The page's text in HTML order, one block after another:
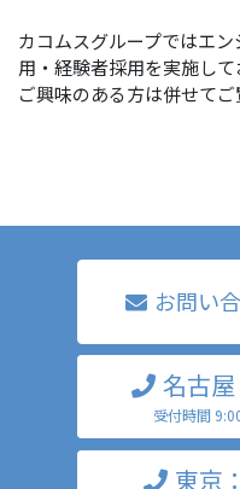
カコムスグループではエ
用・経験者採用を実施して
ご興味のある方は併せてご
お問い
名古
受付時間
東京